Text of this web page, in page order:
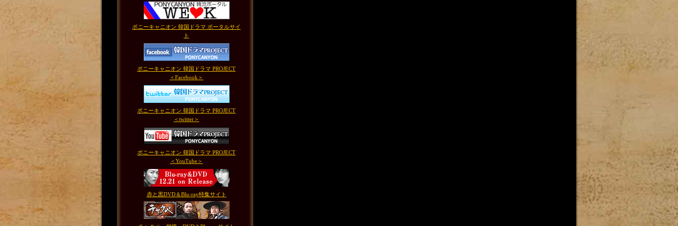
ポニーキャニオン 韓国ドラマ ポータルサイ
ト
ポニーキャニオン 韓国ドラマ PROJECT
＜Facebook＞
ポニーキャニオン 韓国ドラマ PROJECT
＜twitter＞
ポニーキャニオン 韓国ドラマ PROJECT
＜YouTube＞
赤と黒DVD＆Blu-ray特集サイト